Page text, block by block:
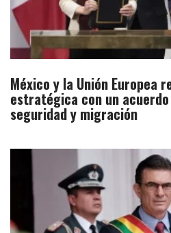
México y la Unión Europea
estratégica con un
seguridad y migración